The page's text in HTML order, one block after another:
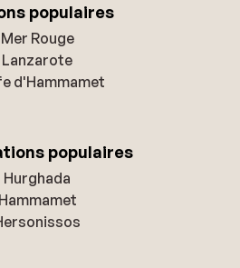
populaires
Mer Rouge
Lanzarote
d'Hammamet
populaires
Hurghada
Hammamet